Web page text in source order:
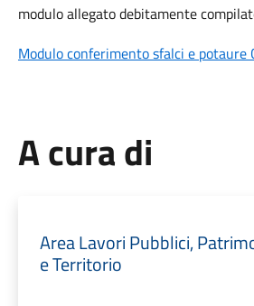
modulo allegato debitamente
Modulo conferimento sfalci e
A cura di
Area Lavori Pubblici,
e Territorio